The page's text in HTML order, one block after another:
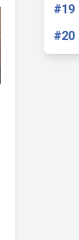
#19
#20